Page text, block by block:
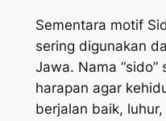
Sementara motif
sering digunakan
Jawa. Nama
harapan agar
berjalan baik,